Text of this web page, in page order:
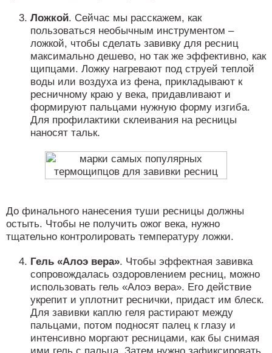
Ложкой. Сейчас мы расскажем, как
пользоваться необычным инструментом –
ложкой, чтобы сделать завивку для ресниц
максимально дешево, но так же эффективно, как
щипцами. Ложку нагревают под струей теплой
воды или воздуха из фена, прикладывают к
ресничному краю у века, придавливают и
формируют пальцами нужную форму изгиба.
Для профилактики склеивания на ресницы
наносят тальк.
До финального нанесения туши ресницы должны
остыть. Чтобы не получить ожог века, нужно
тщательно контролировать температуру ложки.
Гель «Алоэ вера». Чтобы эффектная завивка
сопровождалась оздоровлением ресниц, можно
использовать гель «Алоэ вера». Его действие
укрепит и уплотнит реснички, придаст им блеск.
Для завивки каплю геля растирают между
пальцами, потом подносят палец к глазу и
интенсивно моргают ресницами, как бы снимая